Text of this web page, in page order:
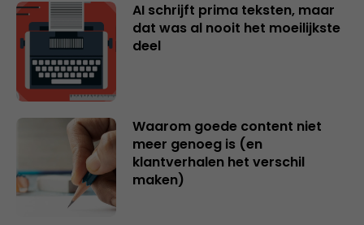
AI schrijft prima teksten, maar
dat was al nooit het moeilijkste
deel
Waarom goede content niet
meer genoeg is (en
klantverhalen het verschil
maken)